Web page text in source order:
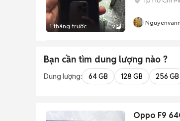
1 tháng trước 2
Bạn cần tìm dung lượng nào ?
Dung lượng: 64 GB 128 GB 256 GB
Oppo F9